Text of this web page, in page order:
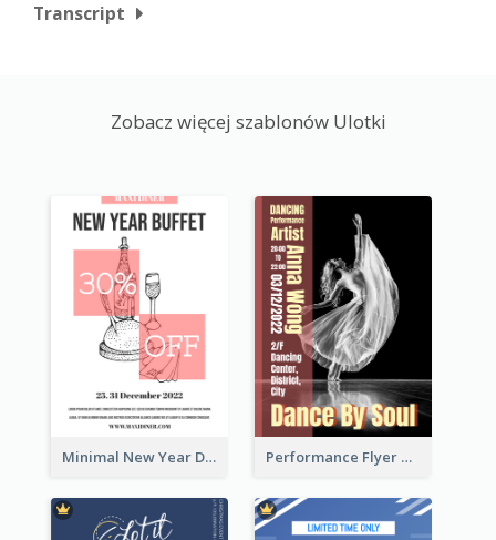
Transcript
Zobacz więcej szablonów Ulotki
Minimal New Year Dinning Promotion Design Idea Performance Flyer With Monochrome Photo